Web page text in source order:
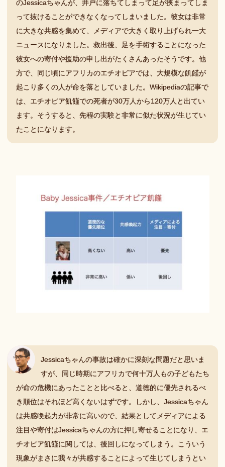
のJessicaちゃんが、井戸に落ちてしまって足が挟まってしま
って抜けることができなくなってしまいました。彼女は非常
に大きな共感を集めて、メディアで大きく取り上げられ一大
ニュースになりました。救出後、足を手術することになった
彼女への寄付や援助の申し出がたくさんあったそうです。他
方で、同じ頃にアフリカのエチオピアでは、大規模な飢饉が
起こり多くの人が命を落としていました。Wikipediaの記事で
は、エチオピア飢饉での死者が30万人から120万人と出てい
ます。そうすると、先程の実験と非常に似た状況が生じてい
たことになります。
Jessicaちゃんの事故は確かに深刻な問題だと思いま
すが、同じ時期にアフリカで何十万人もの子どもたち
が命の危機にあったことと比べると、道徳的に優先されるべ
き順位はそれほど高くないはずです。しかし、Jessicaちゃん
は共感喚起力が非常に高いので、結果としてメディアによる
注目や寄付はJessicaちゃんの方に押し寄せることになり、エ
チオピア飢饉に関しては、後回しになってしまう。こういう
現象がまさに我々が共感することによって生じてしまうとい